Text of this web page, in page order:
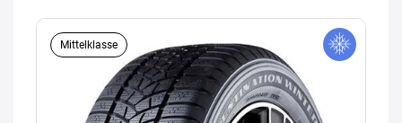
Mittelklasse